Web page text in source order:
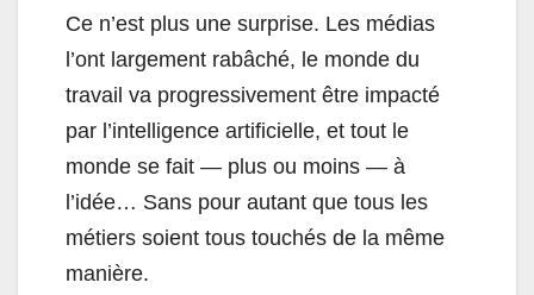
Ce n’est plus une surprise. Les médias
l’ont largement rabâché, le monde du
travail va progressivement être impacté
par l’intelligence artificielle, et tout le
monde se fait — plus ou moins — à
l’idée… Sans pour autant que tous les
métiers soient tous touchés de la même
manière.